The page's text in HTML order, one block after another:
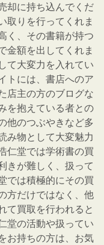
却に持ち込んでくだ
取りを行ってくれま
く、その書籍が持つ
金額を出してくれま
て大変力を入れてい
トには、書店へのア
店主の方のブログな
を抱えている者との
他のつぶやきなど多
み物として大変魅力
仁堂では学術書の買
きが難しく、扱って
では積極的にその買
方だけではなく、他
て買取を行われると
堂の活動や扱ってい
お持ちの方は、お気